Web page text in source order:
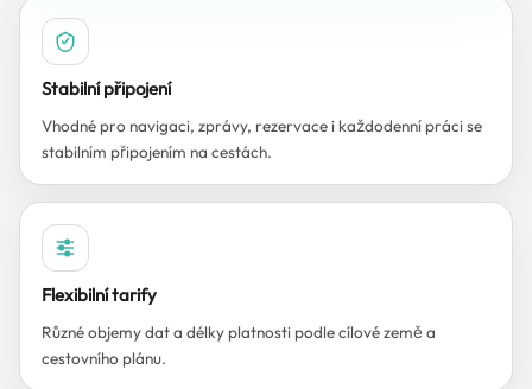
Stabilní připojení
Vhodné pro navigaci, zprávy, rezervace i každodenní práci se
stabilním připojením na cestách.
Flexibilní tarify
Různé objemy dat a délky platnosti podle cílové země a
cestovního plánu.